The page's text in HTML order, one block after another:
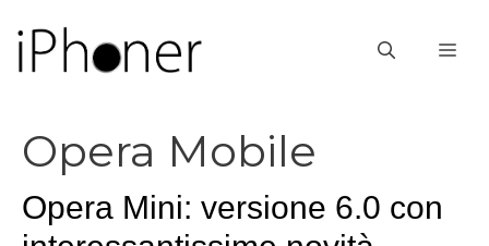
contenuto
Opera Mobile
Opera Mini: versione 6.0 con